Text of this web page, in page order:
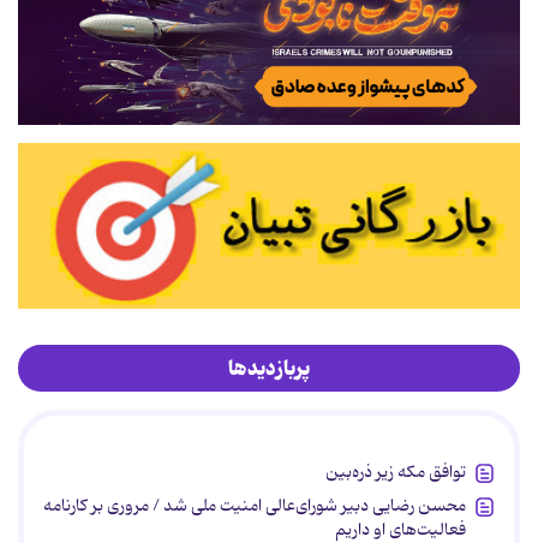
پربازدیدها
توافق مکه زیر ذره‌بین
محسن رضایی دبیر شورای‌عالی امنیت ملی شد / مروری بر کارنامه
فعالیت‌های او داریم